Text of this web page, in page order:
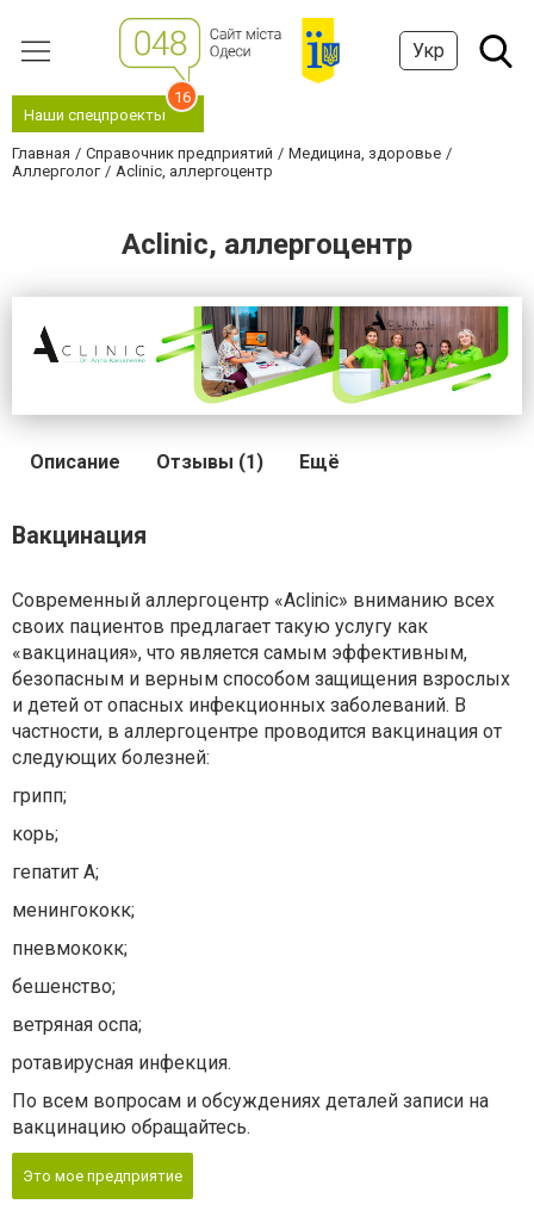
Укр
Наши спецпроекты
16
Главная Справочник предприятий
Медицина, здоровье
Аллерголог
Aclinic, аллергоцентр
Aclinic, аллергоцентр
Описание Отзывы (1) Ещё
Вакцинация
Современный аллергоцентр «Aclinic» вниманию всех
своих пациентов предлагает такую услугу как
«вакцинация», что является самым эффективным,
безопасным и верным способом защищения взрослых
и детей от опасных инфекционных заболеваний. В
частности, в аллергоцентре проводится вакцинация от
следующих болезней:
грипп;
корь;
гепатит А;
менингококк;
пневмококк;
бешенство;
ветряная оспа;
ротавирусная инфекция.
По всем вопросам и обсуждениях деталей записи на
вакцинацию обращайтесь.
Это мое предприятие